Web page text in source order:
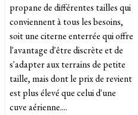
propane de différentes tailles qui
conviennent à tous les besoins,
soit une citerne enterrée qui offre
l'avantage d'être discrète et de
s'adapter aux terrains de petite
taille, mais dont le prix de revient
est plus élevé que celui d'une
cuve aérienne....